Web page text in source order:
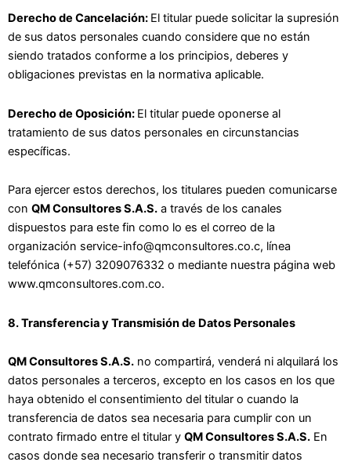
Derecho de Cancelación: El titular puede solicitar la supresión
de sus datos personales cuando considere que no están
siendo tratados conforme a los principios, deberes y
obligaciones previstas en la normativa aplicable.
Derecho de Oposición: El titular puede oponerse al
tratamiento de sus datos personales en circunstancias
específicas.
Para ejercer estos derechos, los titulares pueden comunicarse
con QM Consultores S.A.S. a través de los canales
dispuestos para este fin como lo es el correo de la
organización service-info@qmconsultores.co.c, línea
telefónica (+57) 3209076332 o mediante nuestra página web
www.qmconsultores.com.co.
8. Transferencia y Transmisión de Datos Personales
QM Consultores S.A.S. no compartirá, venderá ni alquilará los
datos personales a terceros, excepto en los casos en los que
haya obtenido el consentimiento del titular o cuando la
transferencia de datos sea necesaria para cumplir con un
contrato firmado entre el titular y QM Consultores S.A.S. En
casos donde sea necesario transferir o transmitir datos